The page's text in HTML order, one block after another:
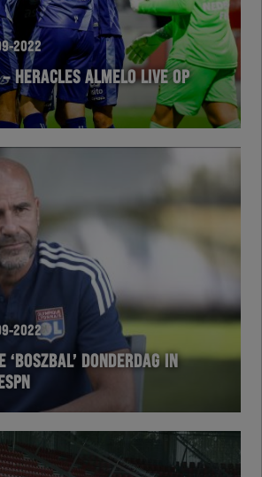
2022
HERACLES ALMELO LIVE OP
2022
‘BOSZBAL’ DONDERDAG IN